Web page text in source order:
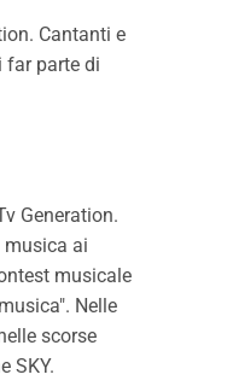
Cantanti e
far parte di
Generation.
musica ai
musicale
Nelle
scorse
SKY.